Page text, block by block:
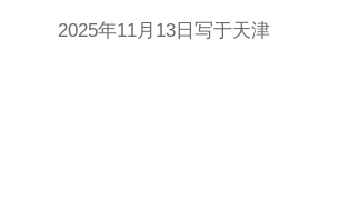
2025年11月13日写于天津